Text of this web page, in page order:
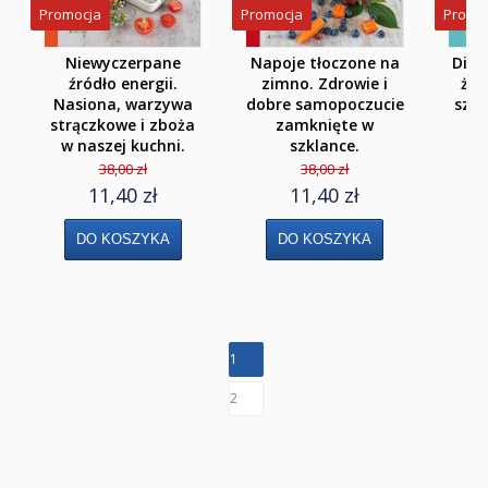
Klasa 7
Klasa 8
Liceum i Technikum
Klasa 1 liceum i technikum
Klasa 2 liceum i technikum
Klasa 3 liceum
Klasa 4 liceum 5 technikum
Promocja
Niewyczerpane
źródło energii.
Nasiona, warzywa
strączkowe i zboża
w naszej kuchni.
38,00 zł
11,40 zł
Promocja
Napoje tłoczone na
zimno. Zdrowie i
dobre samopoczucie
zamknięte w
szklance.
38,00 zł
11,40 zł
1
2